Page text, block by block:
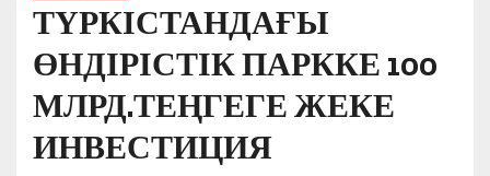
ТҮРКІСТАНДАҒЫ
ӨНДІРІСТІК ПАРККЕ 100
МЛРД.ТЕҢГЕГЕ ЖЕКЕ
ИНВЕСТИЦИЯ